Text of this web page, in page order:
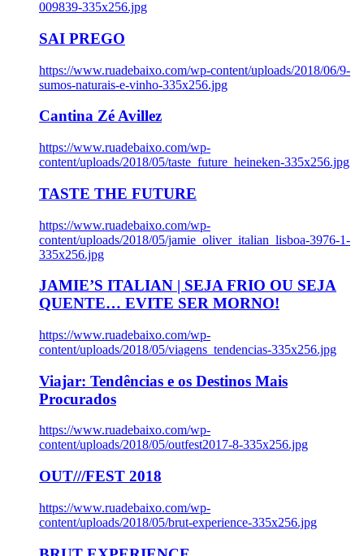
009839-335x256.jpg
SAI PREGO
https://www.ruadebaixo.com/wp-content/uploads/2018/06/9-
sumos-naturais-e-vinho-335x256.jpg
Cantina Zé Avillez
https://www.ruadebaixo.com/wp-
content/uploads/2018/05/taste_future_heineken-335x256.jpg
TASTE THE FUTURE
https://www.ruadebaixo.com/wp-
content/uploads/2018/05/jamie_oliver_italian_lisboa-3976-1-
335x256.jpg
JAMIE’S ITALIAN | SEJA FRIO OU SEJA
QUENTE… EVITE SER MORNO!
https://www.ruadebaixo.com/wp-
content/uploads/2018/05/viagens_tendencias-335x256.jpg
Viajar: Tendências e os Destinos Mais
Procurados
https://www.ruadebaixo.com/wp-
content/uploads/2018/05/outfest2017-8-335x256.jpg
OUT///FEST 2018
https://www.ruadebaixo.com/wp-
content/uploads/2018/05/brut-experience-335x256.jpg